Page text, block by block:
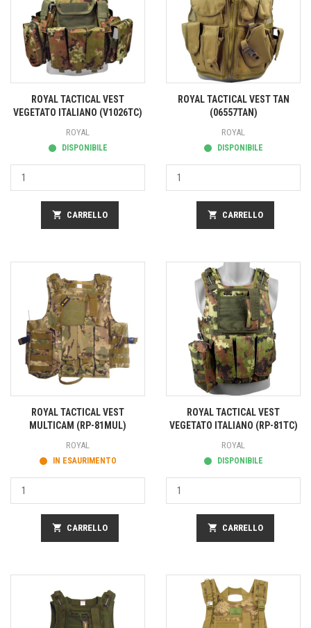
ROYAL TACTICAL VEST
VEGETATO ITALIANO (V1026TC)
ROYAL
DISPONIBILE
shopping_cart CARRELLO
ROYAL TACTICAL VEST TAN
(06557TAN)
ROYAL
DISPONIBILE
shopping_cart CARRELLO
ROYAL TACTICAL VEST
MULTICAM (RP-81MUL)
ROYAL
IN ESAURIMENTO
shopping_cart CARRELLO
ROYAL TACTICAL VEST
VEGETATO ITALIANO (RP-81TC)
ROYAL
DISPONIBILE
shopping_cart CARRELLO